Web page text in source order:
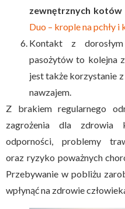
zewnętrznych kotów
Duo – krople na pchły i
Kontakt z
pasożytów to kolejna
jest także korzystanie
nawzajem.
Z brakiem regularnego
zagrożenia dla zdrowia
odporności, problemy
oraz ryzyko poważnych
Przebywanie w pobliżu
wpłynąć na zdrowie